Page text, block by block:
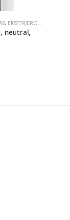
, EKSTERJERO PLOVIMAS
neutral,